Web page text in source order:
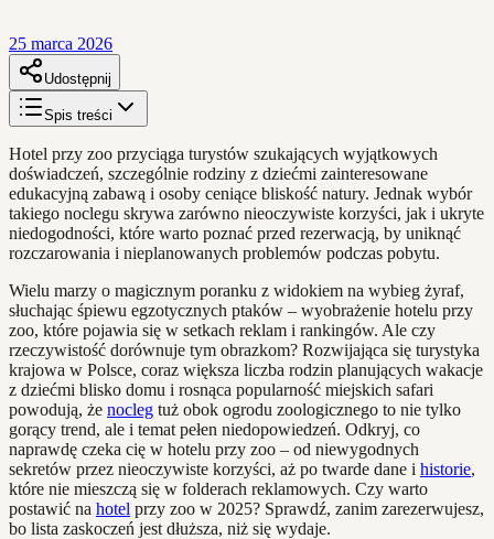
25 marca 2026
Udostępnij
Spis treści
Hotel przy zoo przyciąga turystów szukających wyjątkowych
doświadczeń, szczególnie rodziny z dziećmi zainteresowane
edukacyjną zabawą i osoby ceniące bliskość natury. Jednak wybór
takiego noclegu skrywa zarówno nieoczywiste korzyści, jak i ukryte
niedogodności, które warto poznać przed rezerwacją, by uniknąć
rozczarowania i nieplanowanych problemów podczas pobytu.
Wielu marzy o magicznym poranku z widokiem na wybieg żyraf,
słuchając śpiewu egzotycznych ptaków – wyobrażenie hotelu przy
zoo, które pojawia się w setkach reklam i rankingów. Ale czy
rzeczywistość dorównuje tym obrazkom? Rozwijająca się turystyka
krajowa w Polsce, coraz większa liczba rodzin planujących wakacje
z dziećmi blisko domu i rosnąca popularność miejskich safari
powodują, że nocleg tuż obok ogrodu zoologicznego to nie tylko
gorący trend, ale i temat pełen niedopowiedzeń. Odkryj, co
naprawdę czeka cię w hotelu przy zoo – od niewygodnych
sekretów przez nieoczywiste korzyści, aż po twarde dane i historie,
które nie mieszczą się w folderach reklamowych. Czy warto
postawić na hotel przy zoo w 2025? Sprawdź, zanim zarezerwujesz,
bo lista zaskoczeń jest dłuższa, niż się wydaje.